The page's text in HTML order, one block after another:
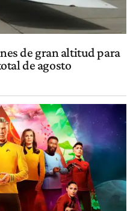
de gran altitud para
de agosto